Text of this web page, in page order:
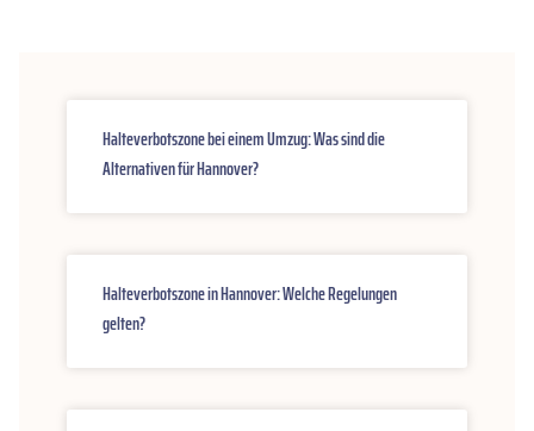
Halteverbotszone bei einem Umzug: Was sind die
Alternativen für Hannover?
Halteverbotszone in Hannover: Welche Regelungen
gelten?